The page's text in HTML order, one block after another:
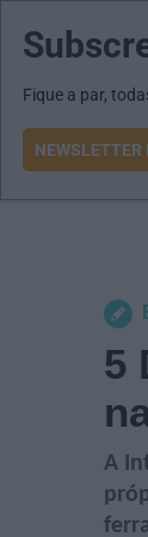
MENU MAIL
5
A
Fique a par,
NEWSLETTER